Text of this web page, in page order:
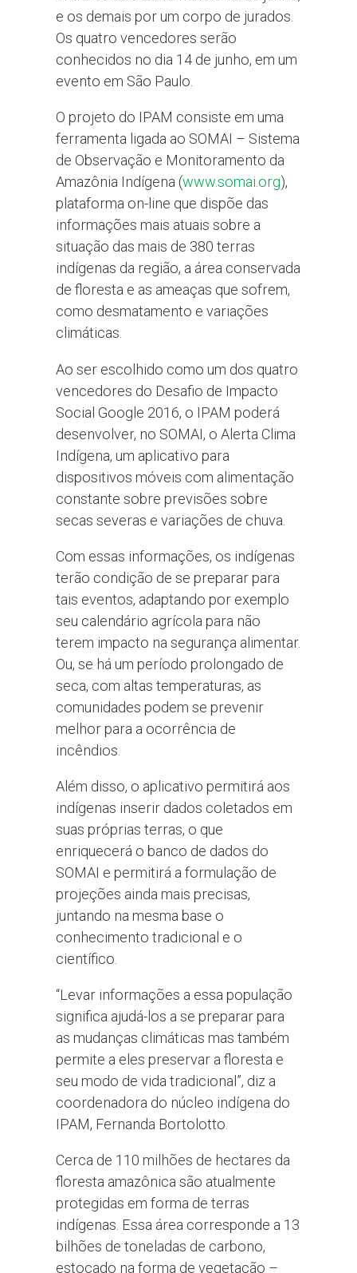
e os demais por um corpo de jurados.
Os quatro vencedores serão
conhecidos no dia 14 de junho, em um
evento em São Paulo.
O projeto do IPAM consiste em uma
ferramenta ligada ao SOMAI – Sistema
de Observação e Monitoramento da
Amazônia Indígena (www.somai.org),
plataforma on-line que dispõe das
informações mais atuais sobre a
situação das mais de 380 terras
indígenas da região, a área conservada
de floresta e as ameaças que sofrem,
como desmatamento e variações
climáticas.
Ao ser escolhido como um dos quatro
vencedores do Desafio de Impacto
Social Google 2016, o IPAM poderá
desenvolver, no SOMAI, o Alerta Clima
Indígena, um aplicativo para
dispositivos móveis com alimentação
constante sobre previsões sobre
secas severas e variações de chuva.
Com essas informações, os indígenas
terão condição de se preparar para
tais eventos, adaptando por exemplo
seu calendário agrícola para não
terem impacto na segurança alimentar.
Ou, se há um período prolongado de
seca, com altas temperaturas, as
comunidades podem se prevenir
melhor para a ocorrência de
incêndios.
Além disso, o aplicativo permitirá aos
indígenas inserir dados coletados em
suas próprias terras, o que
enriquecerá o banco de dados do
SOMAI e permitirá a formulação de
projeções ainda mais precisas,
juntando na mesma base o
conhecimento tradicional e o
científico.
“Levar informações a essa população
significa ajudá-los a se preparar para
as mudanças climáticas mas também
permite a eles preservar a floresta e
seu modo de vida tradicional”, diz a
coordenadora do núcleo indígena do
IPAM, Fernanda Bortolotto.
Cerca de 110 milhões de hectares da
floresta amazônica são atualmente
protegidas em forma de terras
indígenas. Essa área corresponde a 13
bilhões de toneladas de carbono,
estocado na forma de vegetação –